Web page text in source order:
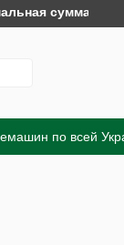
заказа на
по всей